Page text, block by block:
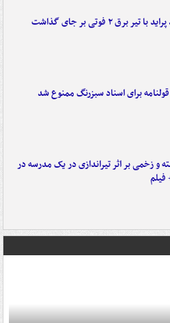
تیر برق ۲ فوتی بر جای گذاشت
برای اسناد سبزرنگ ممنوع شد
و زخمی بر اثر تیراندازی در یک مدرسه در
فیلم